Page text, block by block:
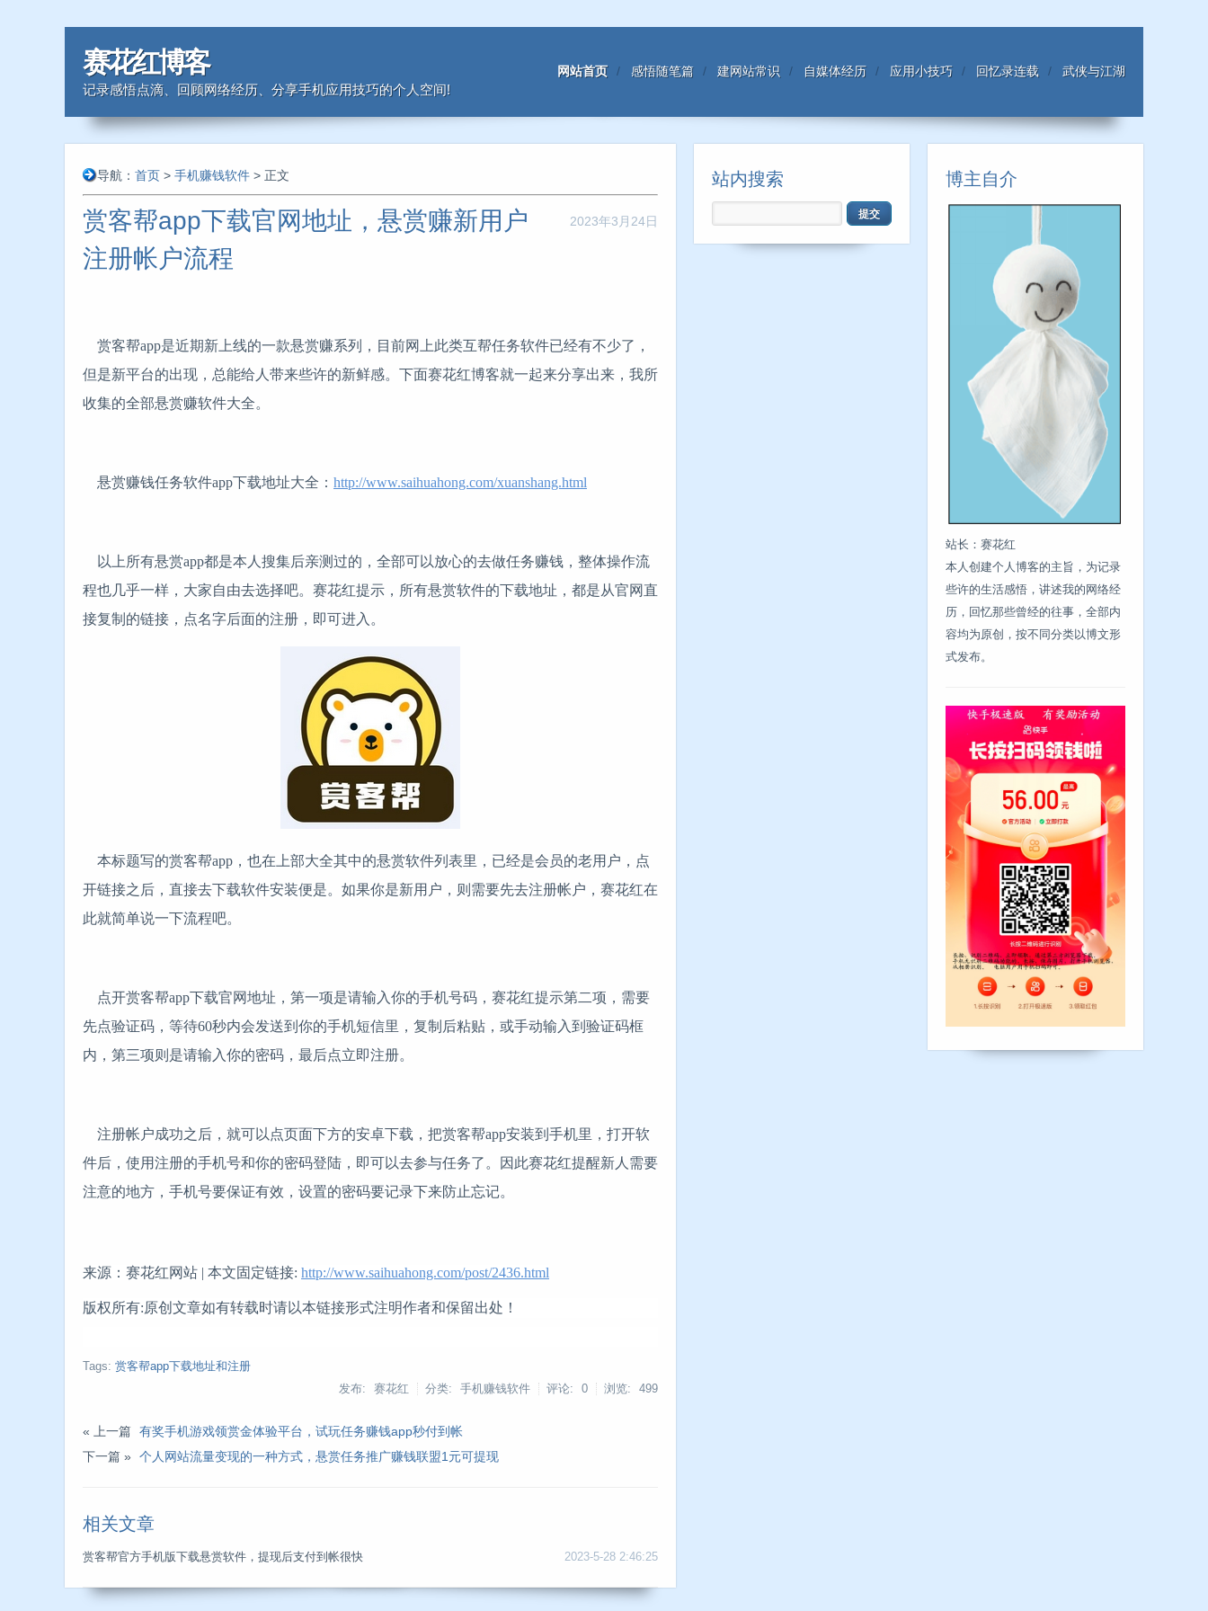
赛花红博客
记录感悟点滴、回顾网络经历、分享手机应用技巧的个人空间!
网站首页 感悟随笔篇 建网站常识 自媒体经历 应用小技巧 回忆录连载 武侠与江湖
导航： 首页 > 手机赚钱软件 > 正文
2023年3月24日
赏客帮app下载官网地址，悬赏赚新用户
注册帐户流程
赏客帮app是近期新上线的一款悬赏赚系列，目前网上此类互帮任务软件已经有不少了，
但是新平台的出现，总能给人带来些许的新鲜感。下面赛花红博客就一起来分享出来，我所
收集的全部悬赏赚软件大全。
悬赏赚钱任务软件app下载地址大全： http://www.saihuahong.com/xuanshang.html
以上所有悬赏app都是本人搜集后亲测过的，全部可以放心的去做任务赚钱，整体操作流
程也几乎一样，大家自由去选择吧。赛花红提示，所有悬赏软件的下载地址，都是从官网直
接复制的链接，点名字后面的注册，即可进入。
本标题写的赏客帮app，也在上部大全其中的悬赏软件列表里，已经是会员的老用户，点
开链接之后，直接去下载软件安装便是。如果你是新用户，则需要先去注册帐户，赛花红在
此就简单说一下流程吧。
点开赏客帮app下载官网地址，第一项是请输入你的手机号码，赛花红提示第二项，需要
先点验证码，等待60秒内会发送到你的手机短信里，复制后粘贴，或手动输入到验证码框
内，第三项则是请输入你的密码，最后点立即注册。
注册帐户成功之后，就可以点页面下方的安卓下载，把赏客帮app安装到手机里，打开软
件后，使用注册的手机号和你的密码登陆，即可以去参与任务了。因此赛花红提醒新人需要
注意的地方，手机号要保证有效，设置的密码要记录下来防止忘记。
来源：赛花红网站 | 本文固定链接: http://www.saihuahong.com/post/2436.html
版权所有:原创文章如有转载时请以本链接形式注明作者和保留出处！
Tags: 赏客帮app下载地址和注册
发布: 赛花红
分类: 手机赚钱软件 评论: 0 浏览: 499
« 上一篇
有奖手机游戏领赏金体验平台，试玩任务赚钱app秒付到帐
下一篇 » 个人网站流量变现的一种方式，悬赏任务推广赚钱联盟1元可提现
相关文章
2023-5-28 2:46:25
赏客帮官方手机版下载悬赏软件，提现后支付到帐很快
站内搜索 博主自介
站长：赛花红
本人创建个人博客的主旨，为记录
些许的生活感悟，讲述我的网络经
历，回忆那些曾经的往事，全部内
容均为原创，按不同分类以博文形
式发布。